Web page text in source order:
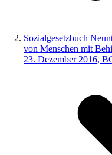
Sozialgesetzbuch
von Menschen mit
23. Dezember 2016,